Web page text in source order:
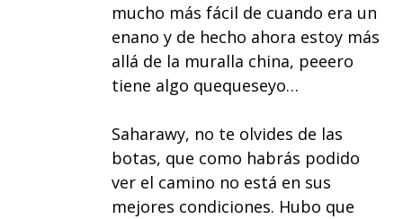
mucho más fácil de cuando era un
enano y de hecho ahora estoy más
allá de la muralla china, peeero
tiene algo quequeseyo…
Saharawy, no te olvides de las
botas, que como habrás podido
ver el camino no está en sus
mejores condiciones. Hubo que